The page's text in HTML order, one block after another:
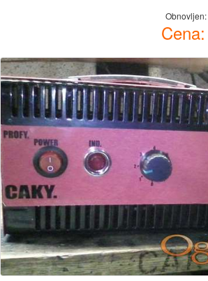
Obnovljen:
Cena: